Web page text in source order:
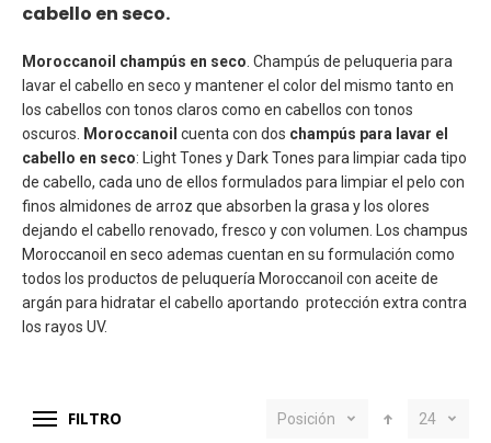
cabello en seco.
Moroccanoil champús en seco . Champús de peluqueria para
lavar el cabello en seco y mantener el color del mismo tanto en
los cabellos con tonos claros como en cabellos con tonos
oscuros.
Moroccanoil cuenta con dos champús para lavar el
cabello en seco: Light Tones y Dark Tones para limpiar cada tipo
de cabello, cada uno de ellos formulados para limpiar el pelo con
finos almidones de arroz que absorben la grasa y los olores
dejando el cabello renovado, fresco y con volumen. Los champus
Moroccanoil en seco ademas cuentan en su formulación como
todos los productos de peluquería Moroccanoil con aceite de
argán para hidratar el cabello aportando protección extra contra
los rayos UV.
FILTRO Posición 24